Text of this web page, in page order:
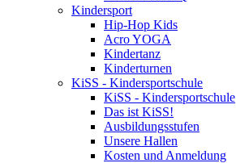
Kindersport
Hip-Hop Kids
Acro YOGA
Kindertanz
Kinderturnen
KiSS - Kindersportschule
KiSS - Kindersportschule
Das ist KiSS!
Ausbildungsstufen
Unsere Hallen
Kosten und Anmeldung